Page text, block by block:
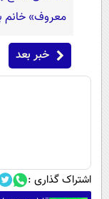
معروف» خانم
خبر بعد
اشتراک گذاری :